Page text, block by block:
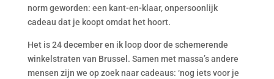
norm geworden: een kant-en-klaar, onpersoonlijk
cadeau dat je koopt omdat het hoort.
Het is 24 december en ik loop door de schemerende
winkelstraten van Brussel. Samen met massa’s andere
mensen zijn we op zoek naar cadeaus: ‘nog iets voor je